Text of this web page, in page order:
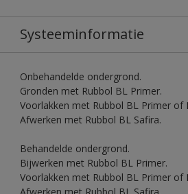
Systeeminformatie
Onbehandelde ondergrond.
Gronden met Rubbol BL Primer.
Voorlakken met Rubbol BL Primer of
Afwerken met Rubbol BL Safira.
Behandelde ondergrond.
Bijwerken met Rubbol BL Primer.
Voorlakken met Rubbol BL Primer of